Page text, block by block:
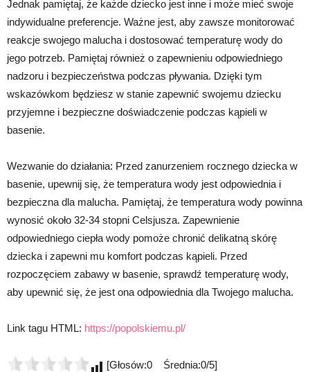
Jednak pamiętaj, że każde dziecko jest inne i może mieć swoje
indywidualne preferencje. Ważne jest, aby zawsze monitorować
reakcje swojego malucha i dostosować temperaturę wody do
jego potrzeb. Pamiętaj również o zapewnieniu odpowiedniego
nadzoru i bezpieczeństwa podczas pływania. Dzięki tym
wskazówkom będziesz w stanie zapewnić swojemu dziecku
przyjemne i bezpieczne doświadczenie podczas kąpieli w
basenie.
Wezwanie do działania: Przed zanurzeniem rocznego dziecka w
basenie, upewnij się, że temperatura wody jest odpowiednia i
bezpieczna dla malucha. Pamiętaj, że temperatura wody powinna
wynosić około 32-34 stopni Celsjusza. Zapewnienie
odpowiedniego ciepła wody pomoże chronić delikatną skórę
dziecka i zapewni mu komfort podczas kąpieli. Przed
rozpoczęciem zabawy w basenie, sprawdź temperaturę wody,
aby upewnić się, że jest ona odpowiednia dla Twojego malucha.
Link tagu HTML: https://popolskiemu.pl/
[Głosów:0 Średnia:0/5]